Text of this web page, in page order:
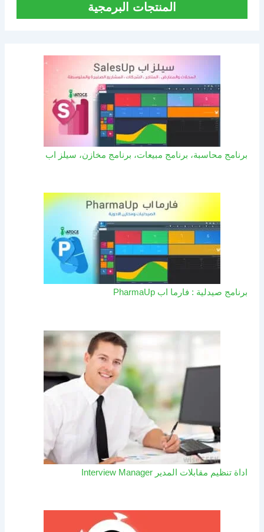
المنتجات البرمجية
برنامج محاسبة، برنامج مبيعات، برنامج مخازن، سيلز اب
برنامج صيدلية : فارما اب PharmaUp​
اداة تنظيم مقابلات المدير Interview Manager